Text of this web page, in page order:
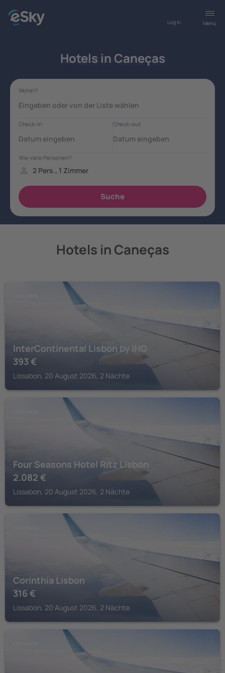
Menü
Log in
Hotels in Caneças
Hotels in Caneças
InterContinental Lisbon by IHG
393 €
Lissabon, 20 August 2026, 2 Nächte
Four Seasons Hotel Ritz Lisbon
2.082 €
Lissabon, 20 August 2026, 2 Nächte
Corinthia Lisbon
316 €
Lissabon, 20 August 2026, 2 Nächte